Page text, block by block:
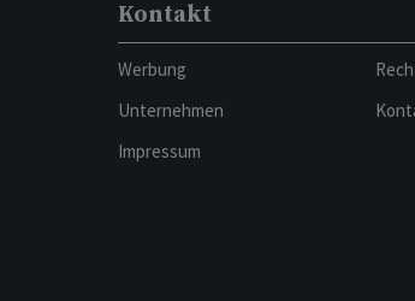
Kontakt
Werbung
Unternehmen
Impressum